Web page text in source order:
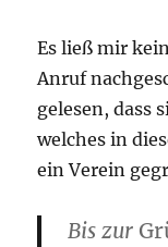
Es ließ mir
Anruf
gelesen, dass
welches in
ein Verein
Bis zur